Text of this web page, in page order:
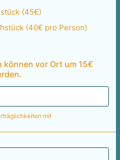
(45€)
(40€ pro Person)
vor Ort um 15€
mit